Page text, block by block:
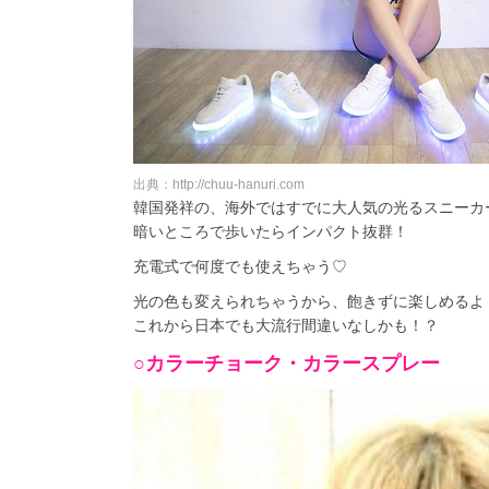
出典：http://chuu-hanuri.com
韓国発祥の、海外ではすでに大人気の光るスニーカ
暗いところで歩いたらインパクト抜群！
充電式で何度でも使えちゃう♡
光の色も変えられちゃうから、飽きずに楽しめるよ
これから日本でも大流行間違いなしかも！？
○カラーチョーク・カラースプレー